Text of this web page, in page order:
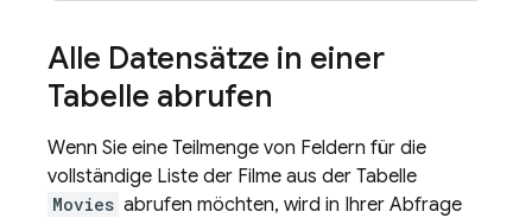
Alle Datensätze in einer
Tabelle abrufen
Wenn Sie eine Teilmenge von Feldern für die
vollständige Liste der Filme aus der Tabelle
Movies abrufen möchten, wird in Ihrer Abfrage